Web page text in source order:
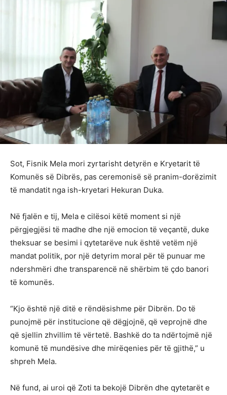
Sot, Fisnik Mela mori zyrtarisht detyrën e Kryetarit të
Komunës së Dibrës, pas ceremonisë së pranim-dorëzimit
të mandatit nga ish-kryetari Hekuran Duka.
Në fjalën e tij, Mela e cilësoi këtë moment si një
përgjegjësi të madhe dhe një emocion të veçantë, duke
theksuar se besimi i qytetarëve nuk është vetëm një
mandat politik, por një detyrim moral për të punuar me
ndershmëri dhe transparencë në shërbim të çdo banori
të komunës.
“Kjo është një ditë e rëndësishme për Dibrën. Do të
punojmë për institucione që dëgjojnë, që veprojnë dhe
që sjellin zhvillim të vërtetë. Bashkë do ta ndërtojmë një
komunë të mundësive dhe mirëqenies për të gjithë,” u
shpreh Mela.
Në fund, ai uroi që Zoti ta bekojë Dibrën dhe qytetarët e